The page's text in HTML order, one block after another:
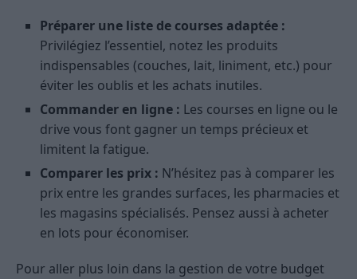
Préparer une liste de courses adaptée :
Privilégiez l’essentiel, notez les produits
indispensables (couches, lait, liniment, etc.) pour
éviter les oublis et les achats inutiles.
Commander en ligne : Les courses en ligne ou le
drive vous font gagner un temps précieux et
limitent la fatigue.
Comparer les prix : N’hésitez pas à comparer les
prix entre les grandes surfaces, les pharmacies et
les magasins spécialisés. Pensez aussi à acheter
en lots pour économiser.
Pour aller plus loin dans la gestion de votre budget